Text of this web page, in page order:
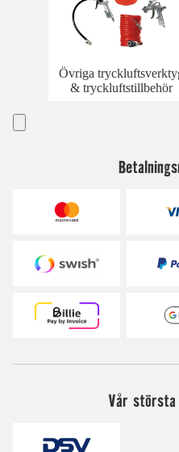
Övriga
& tryckluftstillbehör
Vår